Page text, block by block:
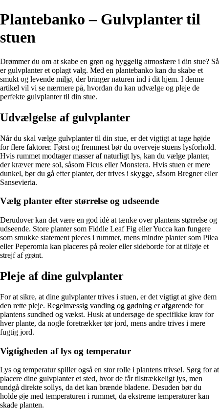
Plantebanko – Gulvplanter til
stuen
Drømmer du om at skabe en grøn og hyggelig atmosfære i din stue? Så
er gulvplanter et oplagt valg. Med en plantebanko kan du skabe et
smukt og levende miljø, der bringer naturen ind i dit hjem. I denne
artikel vil vi se nærmere på, hvordan du kan udvælge og pleje de
perfekte gulvplanter til din stue.
Udvælgelse af gulvplanter
Når du skal vælge gulvplanter til din stue, er det vigtigt at tage højde
for flere faktorer. Først og fremmest bør du overveje stuens lysforhold.
Hvis rummet modtager masser af naturligt lys, kan du vælge planter,
der kræver mere sol, såsom Ficus eller Monstera. Hvis stuen er mere
dunkel, bør du gå efter planter, der trives i skygge, såsom Bregner eller
Sansevieria.
Vælg planter efter størrelse og udseende
Derudover kan det være en god idé at tænke over plantens størrelse og
udseende. Store planter som Fiddle Leaf Fig eller Yucca kan fungere
som smukke statement pieces i rummet, mens mindre planter som Pilea
eller Peperomia kan placeres på reoler eller sideborde for at tilføje et
strejf af grønt.
Pleje af dine gulvplanter
For at sikre, at dine gulvplanter trives i stuen, er det vigtigt at give dem
den rette pleje. Regelmæssig vanding og gødning er afgørende for
plantens sundhed og vækst. Husk at undersøge de specifikke krav for
hver plante, da nogle foretrækker tør jord, mens andre trives i mere
fugtig jord.
Vigtigheden af lys og temperatur
Lys og temperatur spiller også en stor rolle i plantens trivsel. Sørg for at
placere dine gulvplanter et sted, hvor de får tilstrækkeligt lys, men
undgå direkte sollys, da det kan brænde bladene. Desuden bør du
holde øje med temperaturen i rummet, da ekstreme temperaturer kan
skade planten.